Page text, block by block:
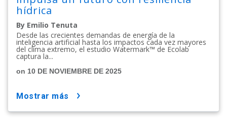
hídrica
By Emilio Tenuta
Desde las crecientes demandas de energía de la
inteligencia artificial hasta los impactos cada vez mayores
del clima extremo, el estudio Watermark™ de Ecolab
captura la...
on 10 DE NOVIEMBRE DE 2025
mostrar más